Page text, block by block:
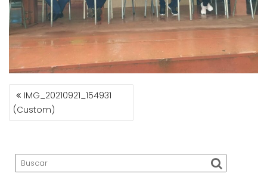
NAVEGACIÓN
DE
ENTRADAS
IMG_20210921_154931
(Custom)